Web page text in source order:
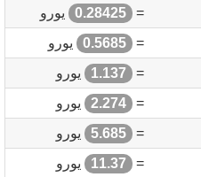
=
0.28425
يورو
=
0.5685
يورو
=
1.137
يورو
=
2.274
يورو
=
5.685
يورو
=
11.37
يورو